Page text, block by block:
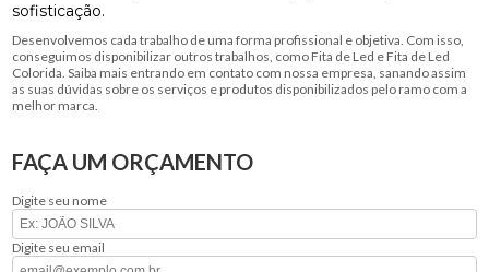
sofisticação.
Desenvolvemos cada trabalho de uma forma profissional e objetiva. Com isso,
conseguimos disponibilizar outros trabalhos, como Fita de Led e Fita de Led
Colorida. Saiba mais entrando em contato com nossa empresa, sanando assim
as suas dúvidas sobre os serviços e produtos disponibilizados pelo ramo com a
melhor marca.
FAÇA UM ORÇAMENTO
Digite seu nome
Digite seu email